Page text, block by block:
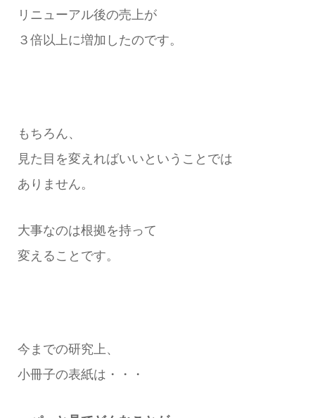
リニューアル後の売上が
３倍以上に増加したのです。
もちろん、
見た目を変えればいいということでは
ありません。
大事なのは根拠を持って
変えることです。
今までの研究上、
小冊子の表紙は・・・